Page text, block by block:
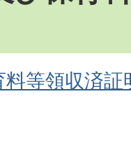
料等領収済